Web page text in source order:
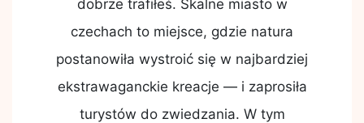
dobrze trafiłeś. Skalne miasto w
czechach to miejsce, gdzie natura
postanowiła wystroić się w najbardziej
ekstrawaganckie kreacje — i zaprosiła
turystów do zwiedzania. W tym